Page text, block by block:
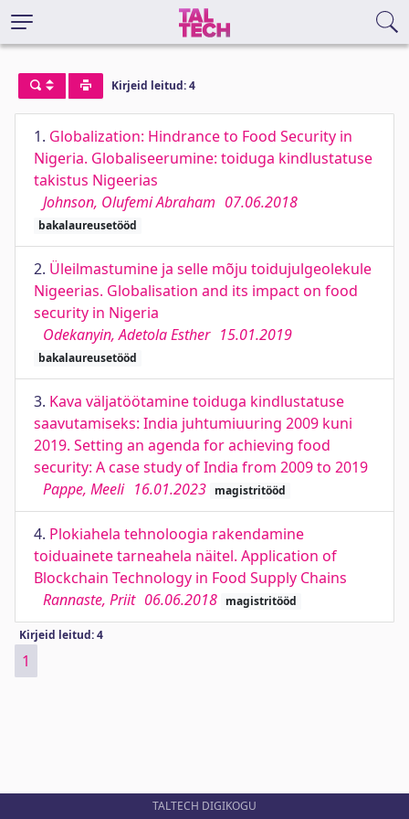
Kirjeid leitud: 4
1. Globalization: Hindrance to Food Security in
Nigeria. Globaliseerumine: toiduga kindlustatuse
takistus Nigeerias
Johnson, Olufemi Abraham 07.06.2018
bakalaureusetööd
2. Üleilmastumine ja selle mõju toidujulgeolekule
Nigeerias. Globalisation and its impact on food
security in Nigeria
Odekanyin, Adetola Esther 15.01.2019
bakalaureusetööd
3. Kava väljatöötamine toiduga kindlustatuse
saavutamiseks: India juhtumiuuring 2009 kuni
2019. Setting an agenda for achieving food
security: A case study of India from 2009 to 2019
Pappe, Meeli 16.01.2023 magistritööd
4. Plokiahela tehnoloogia rakendamine
toiduainete tarneahela näitel. Application of
Blockchain Technology in Food Supply Chains
Rannaste, Priit 06.06.2018 magistritööd
Kirjeid leitud: 4
1
TALTECH DIGIKOGU